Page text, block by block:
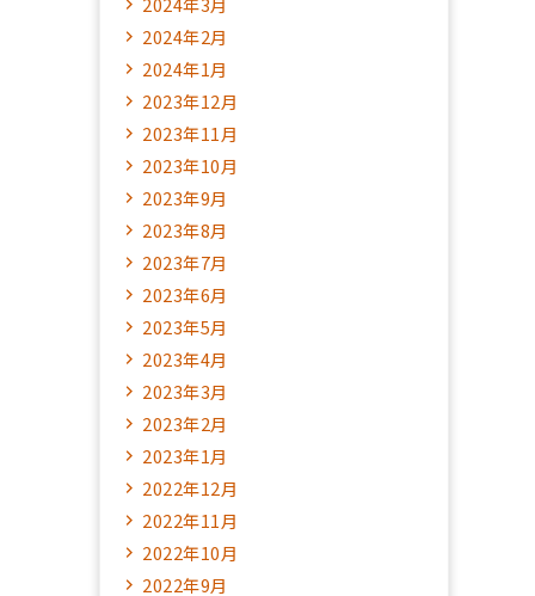
2024年2月
2024年1月
2023年12月
2023年11月
2023年10月
2023年9月
2023年8月
2023年7月
2023年6月
2023年5月
2023年4月
2023年3月
2023年2月
2023年1月
2022年12月
2022年11月
2022年10月
2022年9月